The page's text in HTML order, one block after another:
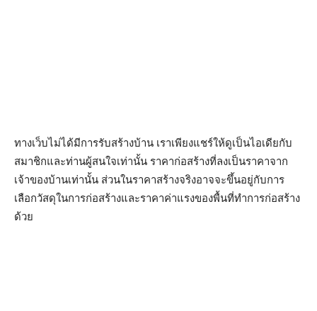
ทางเว็บไม่ได้มีการรับสร้างบ้าน เราเพียงแชร์ให้ดูเป็นไอเดียกับ
สมาชิกและท่านผู้สนใจเท่านั้น ราคาก่อสร้างที่ลงเป็นราคาจาก
เจ้าของบ้านเท่านั้น ส่วนในราคาสร้างจริงอาจจะขึ้นอยู่กับการ
เลือกวัสดุในการก่อสร้างและราคาค่าแรงของพื้นที่ทำการก่อสร้าง
ด้วย